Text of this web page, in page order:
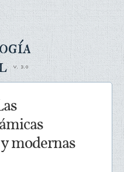
modernas